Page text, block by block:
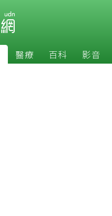
醫療 百科 影音